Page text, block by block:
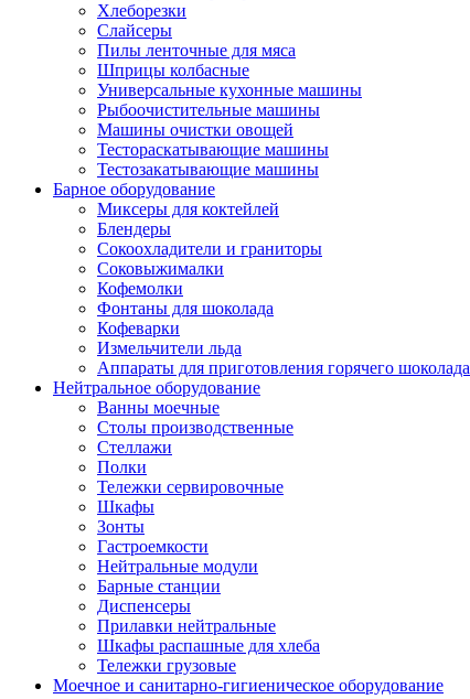
Хлеборезки
Слайсеры
Пилы ленточные для мяса
Шприцы колбасные
Универсальные кухонные машины
Рыбоочистительные машины
Машины очистки овощей
Тестораскатывающие машины
Тестозакатывающие машины
Барное оборудование
Миксеры для коктейлей
Блендеры
Сокоохладители и граниторы
Соковыжималки
Кофемолки
Фонтаны для шоколада
Кофеварки
Измельчители льда
Аппараты для приготовления горячего шоколада
Нейтральное оборудование
Ванны моечные
Столы производственные
Стеллажи
Полки
Тележки сервировочные
Шкафы
Зонты
Гастроемкости
Нейтральные модули
Барные станции
Диспенсеры
Прилавки нейтральные
Шкафы распашные для хлеба
Тележки грузовые
Моечное и санитарно-гигиеническое оборудование